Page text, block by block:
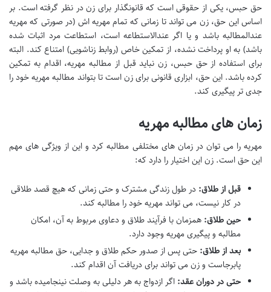
حق حبس، یکی از حقوقی است که قانونگذار برای زن در نظر گرفته است. بر
اساس این حق، زن می تواند تا زمانی که تمام مهریه اش (در صورتی که مهریه
عندالمطالبه باشد و یا اگر عندالاستطاعه است، استطاعت مرد اثبات شده
باشد) به او پرداخت نشده، از تمکین خاص (روابط زناشویی) امتناع کند. البته
برای استفاده از حق حبس، زن نباید قبل از مطالبه مهریه، اقدام به تمکین
کرده باشد. این حق، ابزاری قانونی برای زن است تا بتواند مطالبه مهریه خود را
جدی تر پیگیری کند.
زمان های مطالبه مهریه
مهریه را می توان در زمان های مختلفی مطالبه کرد و این از ویژگی های مهم
این حق است. زن این اختیار را دارد که:
قبل از طلاق: در طول زندگی مشترک و حتی زمانی که هیچ قصد طلاقی
در کار نیست، می تواند مهریه خود را مطالبه کند.
حین طلاق: همزمان با فرآیند طلاق و دعاوی مربوط به آن، امکان
مطالبه و پیگیری مهریه وجود دارد.
بعد از طلاق: حتی پس از صدور حکم طلاق و جدایی، حق مطالبه مهریه
پابرجاست و زن می تواند برای دریافت آن اقدام کند.
حتی در دوران عقد: اگر ازدواج به هر دلیلی به وصلت نینجامیده باشد و